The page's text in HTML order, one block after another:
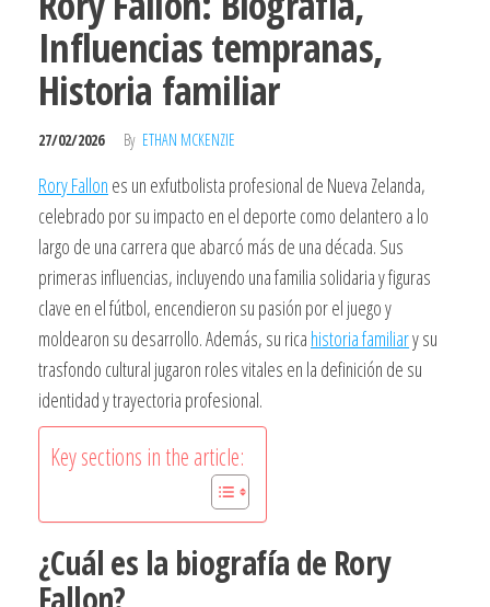
Influencias tempranas,
Historia familiar
27/02/2026 By ETHAN MCKENZIE
Rory Fallon es un exfutbolista profesional de Nueva Zelanda,
celebrado por su impacto en el deporte como delantero a lo
largo de una carrera que abarcó más de una década. Sus
primeras influencias, incluyendo una familia solidaria y figuras
clave en el fútbol, encendieron su pasión por el juego y
moldearon su desarrollo. Además, su rica historia familiary su
trasfondo cultural jugaron roles vitales en la definición de su
identidad y trayectoria profesional.
Key sections in the article:
¿Cuál es la biografía de Rory